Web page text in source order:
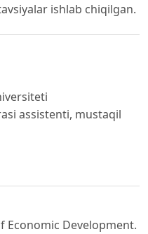
ishlab chiqilgan.
assistenti, mustaqil
Economic Development.